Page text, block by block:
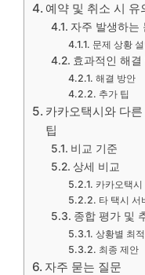
예약 및 취소 시
자주 발생하는
문제 상황
효과적인 해결
해결 방안
추가 팁
카카오택시와 다
팁
비교 기준
상세 비교
카카오택시
타 택시
종합 평가 및
상황별 최
최종 제안
자주 묻는 질문